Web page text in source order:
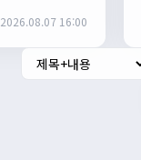
2026.08.07 16:00